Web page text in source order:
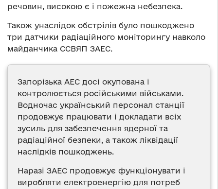
речовин, високою є і пожежна небезпека.
Також унаслідок обстрілів було пошкоджено
три датчики радіаційного моніторингу навколо
майданчика ССВЯП ЗАЕС.
Запорізька АЕС досі окупована і
контролюється російськими військами.
Водночас український персонал станції
продовжує працювати і докладати всіх
зусиль для забезпечення ядерної та
радіаційної безпеки, а також ліквідації
наслідків пошкоджень.
Наразі ЗАЕС продовжує функціонувати і
виробляти електроенергію для потреб